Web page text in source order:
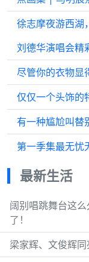
刘德华演唱会精
尽管你的衣物显
最新生活
阔别唱跳舞台这
了！
梁家辉、文俊辉同